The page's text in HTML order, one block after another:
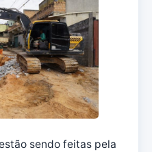
sendo feitas pela